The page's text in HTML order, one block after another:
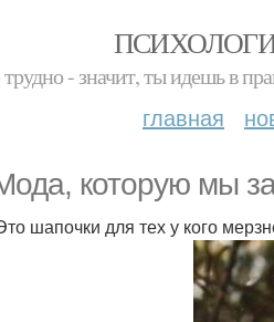
трудно - значит, ты идешь в
главная
которую мы
шапочки для тех у кого